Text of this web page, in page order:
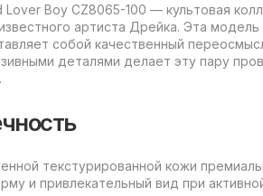
Lover Boy CZ8065-100 — культовая
артиста Дрейка. Эта
собой качественный
деталями делает эту пару
текстурированной кожи
и привлекательный вид при